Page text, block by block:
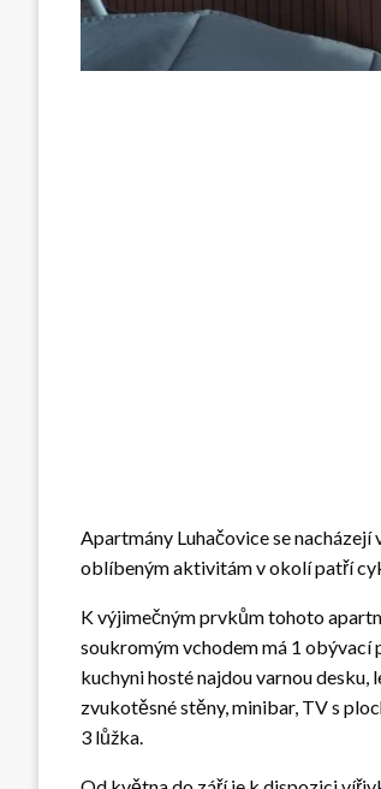
Apartmány Luhačovice se
oblíbeným aktivitám v okolí patří
K výjimečným prvkům tohoto
soukromým vchodem má 1 obývací
kuchyni hosté najdou varnou
zvukotěsné stěny, minibar, TV s
3 lůžka.